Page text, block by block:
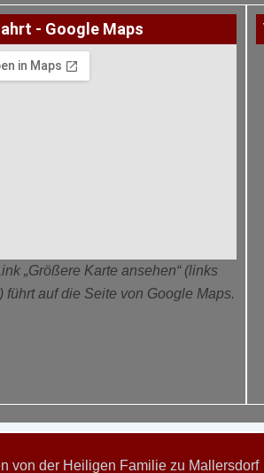
- Google Maps
„Größere Karte ansehen“ (links
führt auf die Seite von Google Maps.
von der Heiligen Familie zu Mallersdorf